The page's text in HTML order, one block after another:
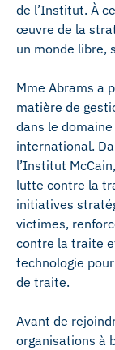
de l’Institut. À
œuvre de la
un monde libre,
Mme Abrams a
matière de
dans le
international.
l’Institut
lutte contre la
initiatives
victimes,
contre la traite
technologie
de traite.
Avant de
organisations à